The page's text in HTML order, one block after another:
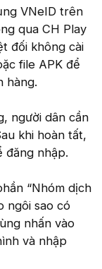
VNeID trên
qua CH Play
đối không cài
file APK để
hàng.
người dân cần
khi hoàn tất,
đăng nhập.
“Nhóm dịch
ngôi sao có
nhấn vào
và nhập